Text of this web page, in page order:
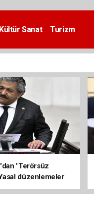
Kültür Sanat
Turizm
"Terörsüz
düzenlemeler